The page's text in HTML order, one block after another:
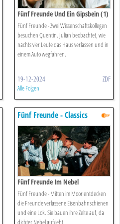
Fünf Freunde Und Ein Gipsbein (1)
Fünf Freunde - Zwei Wissenschaftskollegen
besuchen Quentin. Julian beobachtet, wie
nachts vier Leute das Haus verlassen und in
einem Auto wegfahren.
19-12-2024 ZDF
Alle Folgen
Fünf Freunde - Classics
Fünf Freunde Im Nebel
Fünf Freunde - Mitten im Moor entdecken
die Freunde verlassene Eisenbahnschienen
und eine Lok. Sie bauen ihre Zelte auf, da
dichter Nebel aufzieht.